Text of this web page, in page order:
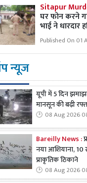
Sitapur
घर फोन करने
भाई ने धारदार
Published On 01
न्यूज
यूपी में 5 दिन
मानसून की बढ़ी
08 Aug 2026
Bareilly News :
नया आशियाना, 10
प्राकृतिक ठिकाने
08 Aug 2026